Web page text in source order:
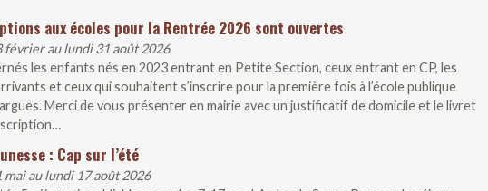
aux écoles pour la Rentrée 2026 sont ouvertes
février au lundi 31 août 2026
les enfants nés en 2023 entrant en Petite Section, ceux entrant en CP, les
et ceux qui souhaitent s’inscrire pour la première fois à l’école publique
Merci de vous présenter en mairie avec un justificatif de domicile et le livret
: Cap sur l’été
mai au lundi 17 août 2026